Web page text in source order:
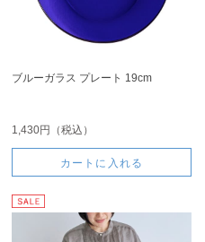
ブルーガラス プレート 19cm
1,430円（税込）
カートに入れる